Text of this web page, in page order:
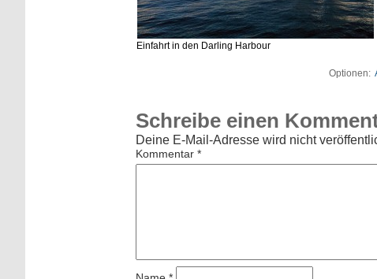
Einfahrt in den Darling Harbour
Optionen:
Schreibe einen
Deine E-Mail-Adresse wird nicht
Kommentar *